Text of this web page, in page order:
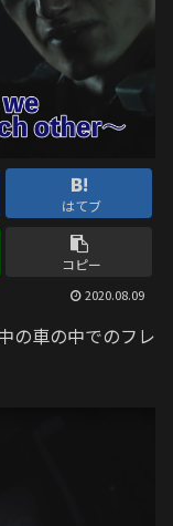
はてブ
コピー
2020.08.09
の車の中でのフレ